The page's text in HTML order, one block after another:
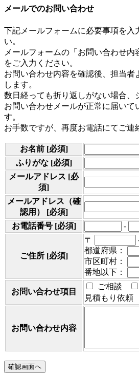
メールでのお問い合わせ
下記メールフォームに必要事項を入
い。
メールフォームの「お問い合わせ
をご入力ください。
お問い合わせ内容を確認後、担当者
します。
数日経っても折り返しがない場合、
お問い合わせメールが正常に届いて
す。
お手数ですが、再度お電話にてご連
お名前 [必須]
ふりがな [必須]
メールアドレス [必
須]
メールアドレス（確
認用） [必須]
お電話番号 [必須] -
ご住所 [必須]
〒
都道府県：
市区町村：
番地以下：
お問い合わせ項目
ご相談
見積もり依頼
お問い合わせ内容